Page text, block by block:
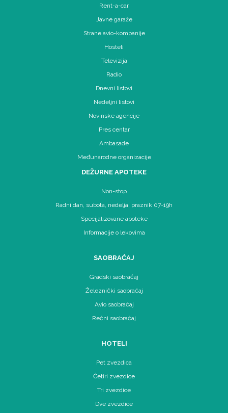
Rent-a-car
Javne garaže
Strane avio-kompanije
Hosteli
Televizija
Radio
Dnevni listovi
Nedeljni listovi
Novinske agencije
Pres centar
Ambasade
Međunarodne organizacije
DEŽURNE APOTEKE
Non-stop
Radni dan, subota, nedelja, praznik 07-19h
Specijalizovane apoteke
Informacije o lekovima
SAOBRAĆAJ
Gradski saobraćaj
Železnički saobraćaj
Avio saobraćaj
Rečni saobraćaj
HOTELI
Pet zvezdica
Četiri zvezdice
Tri zvezdice
Dve zvezdice